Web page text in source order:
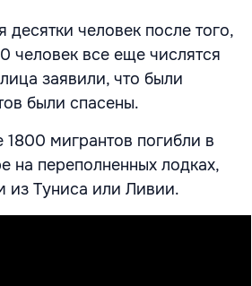
человек после того,
человек все еще числятся
заявили, что были
были спасены.
1800 мигрантов погибли в
на переполненных лодках,
из Туниса или Ливии.